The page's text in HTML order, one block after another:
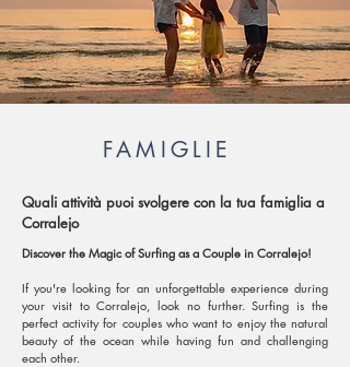
FAMIGLIE
Quali attività puoi svolgere con la tua famiglia a
Corralejo
Discover the Magic of Surfing as a Couple in Corralejo!
If you're looking for an unforgettable experience during
your visit to Corralejo, look no further. Surfing is the
perfect activity for couples who want to enjoy the natural
beauty of the ocean while having fun and challenging
each other.